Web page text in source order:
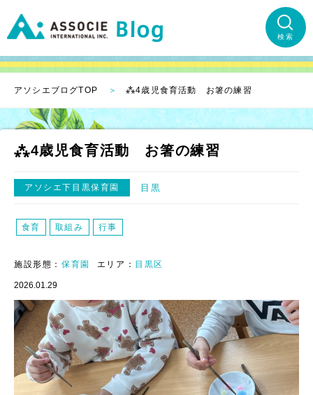
検索
アソシエブログTOP ⁂4歳児食育活動 お箸の練習
⁂4歳児食育活動 お箸の練習
アソシエ下目黒保育園 目黒
食育 取組み 行事
施設形態： 保育園 エリア： 目黒区
2026.01.29